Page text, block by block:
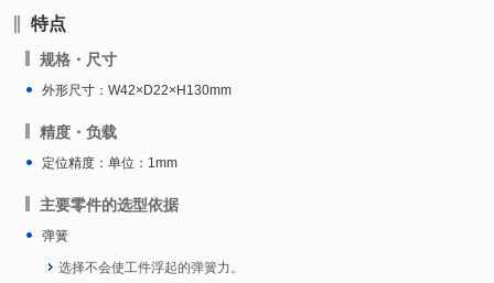
特点
规格・尺寸
外形尺寸：W42×D22×H130mm
精度・负载
定位精度：单位：1mm
主要零件的选型依据
弹簧
选择不会使工件浮起的弹簧力。